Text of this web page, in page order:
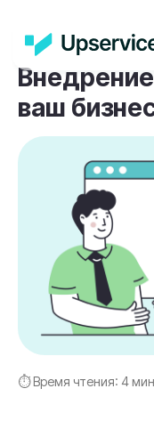
ваш
⏱ Время чтения: 4